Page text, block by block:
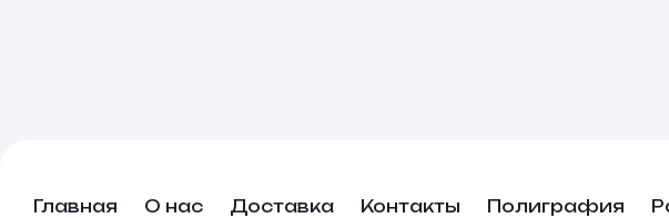
Главная О нас Доставка Контакты Полиграфия